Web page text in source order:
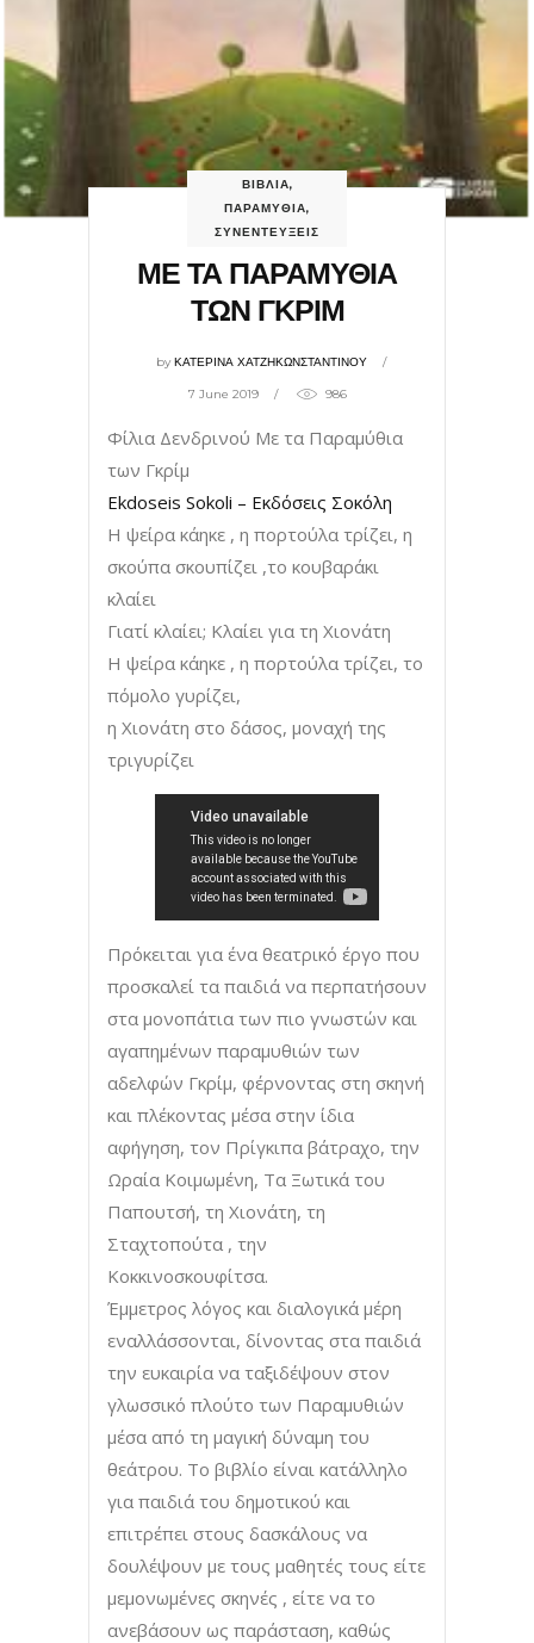
ΒΙΒΛΙΑ,
ΠΑΡΑΜΥΘΙΑ,
ΣΥΝΕΝΤΕΥΞΕΙΣ
ΜΕ ΤΑ ΠΑΡΑΜΥΘΙΑ
ΤΩΝ ΓΚΡΙΜ
byΚΑΤΕΡΙΝΑ ΧΑΤΖΗΚΩΝΣΤΑΝΤΙΝΟΥ
7 June 2019 986
Φίλια Δενδρινού Με τα Παραμύθια
των Γκρίμ
Ekdoseis Sokoli – Εκδόσεις Σοκόλη
Η ψείρα κάηκε , η πορτούλα τρίζει, η
σκούπα σκουπίζει ,το κουβαράκι
κλαίει
Γιατί κλαίει; Κλαίει για τη Χιονάτη
Η ψείρα κάηκε , η πορτούλα τρίζει, το
πόμολο γυρίζει,
η Χιονάτη στο δάσος, μοναχή της
τριγυρίζει
Πρόκειται για ένα θεατρικό έργο που
προσκαλεί τα παιδιά να περπατήσουν
στα μονοπάτια των πιο γνωστών και
αγαπημένων παραμυθιών των
αδελφών Γκρίμ, φέρνοντας στη σκηνή
και πλέκοντας μέσα στην ίδια
αφήγηση, τον Πρίγκιπα βάτραχο, την
Ωραία Κοιμωμένη, Τα Ξωτικά του
Παπουτσή, τη Χιονάτη, τη
Σταχτοπούτα , την
Κοκκινοσκουφίτσα.
Έμμετρος λόγος και διαλογικά μέρη
εναλλάσσονται, δίνοντας στα παιδιά
την ευκαιρία να ταξιδέψουν στον
γλωσσικό πλούτο των Παραμυθιών
μέσα από τη μαγική δύναμη του
θεάτρου. Το βιβλίο είναι κατάλληλο
για παιδιά του δημοτικού και
επιτρέπει στους δασκάλους να
δουλέψουν με τους μαθητές τους είτε
μεμονωμένες σκηνές , είτε να το
ανεβάσουν ως παράσταση, καθώς